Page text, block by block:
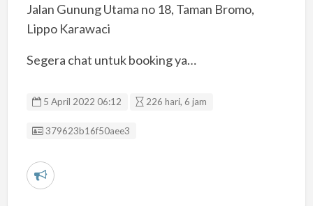
Jalan Gunung Utama no 18, Taman Bromo,
Lippo Karawaci
Segera chat untuk booking ya…
5 April 2022 06:12 226 hari, 6 jam
Listing ID
379623b16f50aee3
L